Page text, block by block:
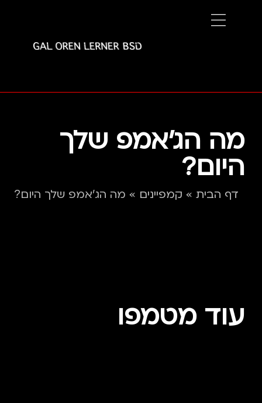
מה הג'אמפ שלך
היום?
דף הבית » קמפיינים » מה הג'אמפ שלך היום?
עוד מטמפו